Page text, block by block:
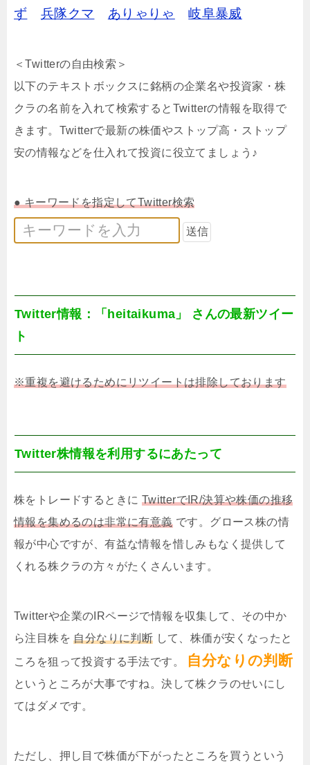
ず
兵隊クマ ありゃりゃ 岐阜暴威
＜Twitterの自由検索＞
以下のテキストボックスに銘柄の企業名や投資家・株
クラの名前を入れて検索するとTwitterの情報を取得で
きます。Twitterで最新の株価やストップ高・ストップ
安の情報などを仕入れて投資に役立てましょう♪
● キーワードを指定してTwitter検索
Twitter情報：「heitaikuma」 さんの最新ツイー
ト
※重複を避けるためにリツイートは排除しております
Twitter株情報を利用するにあたって
株をトレードするときに TwitterでIR/決算や株価の推移
情報を集めるのは非常に有意義です。グロース株の情
報が中心ですが、有益な情報を惜しみもなく提供して
くれる株クラの方々がたくさんいます。
Twitterや企業のIRページで情報を収集して、その中か
ら注目株を自分なりに判断 して、株価が安くなったと
ころを狙って投資する手法です。 自分なりの判断
というところが大事ですね。決して株クラのせいにし
てはダメです。
ただし、押し目で株価が下がったところを買うという